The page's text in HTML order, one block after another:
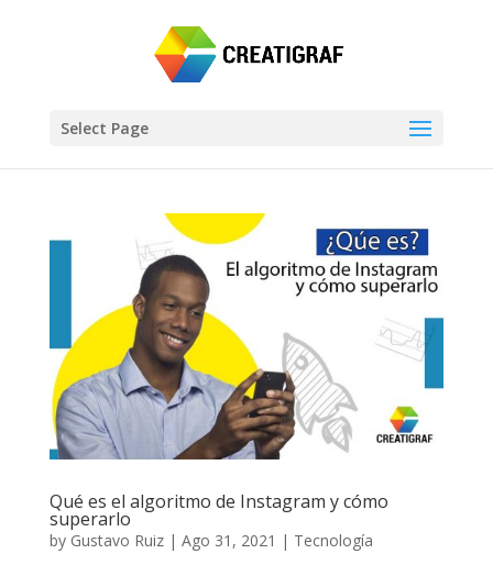
Select Page
Qué es el algoritmo de Instagram y cómo
superarlo
by Gustavo Ruiz| Ago 31, 2021 | Tecnología